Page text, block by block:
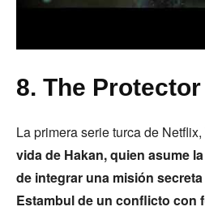
8. The Protector
La primera serie turca de
vida de Hakan, quien asume
de integrar una misión
Estambul de un conflicto con